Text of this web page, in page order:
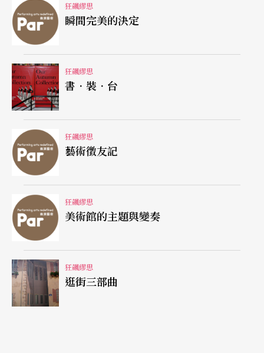
儘量能夠享受到他們期待的事物，而且下次再回
來。
美術館也是如此。一個由化妝品大亨創立的新藝
廊，雖然離大都會博物館不遠，要不是它本身有一
個新藝術主義風格的維也納咖啡館與書籍齊全的書
齋，誰要捨棄去大都會美術館，而進來只看不到三
十幅畫的藝廊？
連鎖書店目前更是積極地鼓勵人買書，從一進書店
就是兒童書籍（因為很多大人，都是因為小孩不能
托寄而無法逛書店），旁邊是作家演講空間，二樓
是有聲出版品，三樓咖啡館，只要你想得到的，他
們都比你早想到，因為不這樣，出版界如何有多餘
的紅利給員工去渡假？
狂飆繆思
瞬間完美的決定
狂飆繆思
書．裝．台
狂飆繆思
藝術徵友記
狂飆繆思
美術館的主題與變奏
狂飆繆思
逛街三部曲